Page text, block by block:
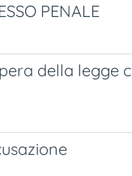
PENALE
della